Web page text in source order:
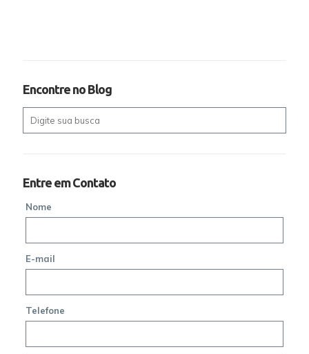
Encontre no Blog
Entre em Contato
Nome
E-mail
Telefone